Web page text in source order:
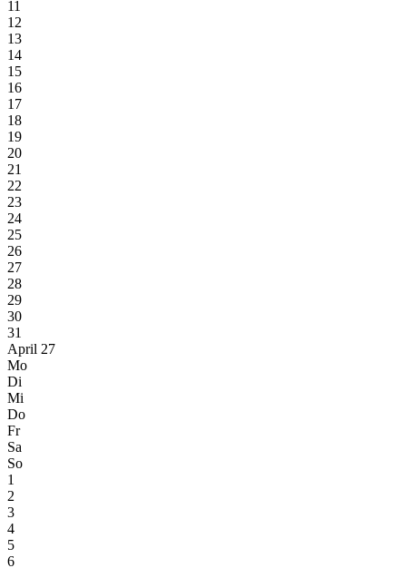
11
12
13
14
15
16
17
18
19
20
21
22
23
24
25
26
27
28
29
30
31
April 27
Mo
Di
Mi
Do
Fr
Sa
So
1
2
3
4
5
6